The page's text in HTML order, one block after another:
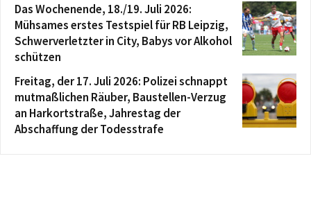
Das Wochenende, 18./19. Juli 2026:
Mühsames erstes Testspiel für RB Leipzig,
Schwerverletzter in City, Babys vor Alkohol
schützen
Freitag, der 17. Juli 2026: Polizei schnappt
mutmaßlichen Räuber, Baustellen-Verzug
an Harkortstraße, Jahrestag der
Abschaffung der Todesstrafe